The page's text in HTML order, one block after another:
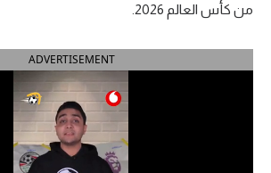
الدوري الإسباني
من كأس العالم 2026.
ADVERTISEMENT